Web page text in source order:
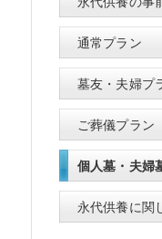
通常プラン
墓友・夫婦プ
ご葬儀プラン
個人墓・夫婦
永代供養に関